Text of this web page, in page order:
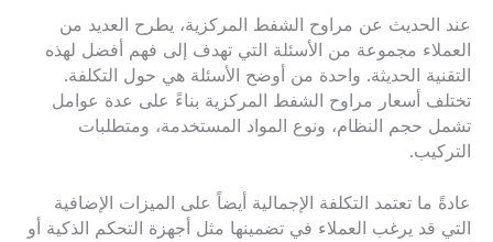
عند الحديث عن مراوح الشفط المركزية، يطرح العديد من
العملاء مجموعة من الأسئلة التي تهدف إلى فهم أفضل لهذه
التقنية الحديثة. واحدة من أوضح الأسئلة هي حول التكلفة.
تختلف أسعار مراوح الشفط المركزية بناءً على عدة عوامل
تشمل حجم النظام، ونوع المواد المستخدمة، ومتطلبات
التركيب.
عادةً ما تعتمد التكلفة الإجمالية أيضاً على الميزات الإضافية
التي قد يرغب العملاء في تضمينها مثل أجهزة التحكم الذكية أو